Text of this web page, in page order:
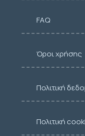
FAQ
Όροι χρήσης
Πολιτική
Πολιτική